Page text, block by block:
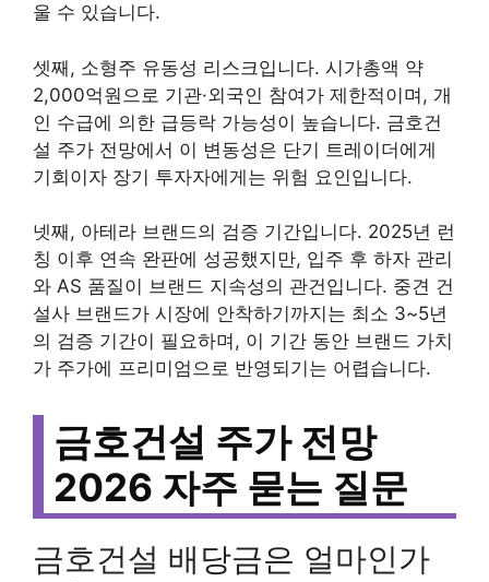
울 수 있습니다.
셋째, 소형주 유동성 리스크입니다. 시가총액 약
2,000억원으로 기관·외국인 참여가 제한적이며, 개
인 수급에 의한 급등락 가능성이 높습니다. 금호건
설 주가 전망에서 이 변동성은 단기 트레이더에게
기회이자 장기 투자자에게는 위험 요인입니다.
넷째, 아테라 브랜드의 검증 기간입니다. 2025년 런
칭 이후 연속 완판에 성공했지만, 입주 후 하자 관리
와 AS 품질이 브랜드 지속성의 관건입니다. 중견 건
설사 브랜드가 시장에 안착하기까지는 최소 3~5년
의 검증 기간이 필요하며, 이 기간 동안 브랜드 가치
가 주가에 프리미엄으로 반영되기는 어렵습니다.
금호건설 주가 전망
2026 자주 묻는 질문
금호건설 배당금은 얼마인가